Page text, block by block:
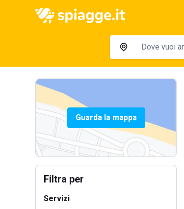
Guarda la mappa
Filtra per
Servizi